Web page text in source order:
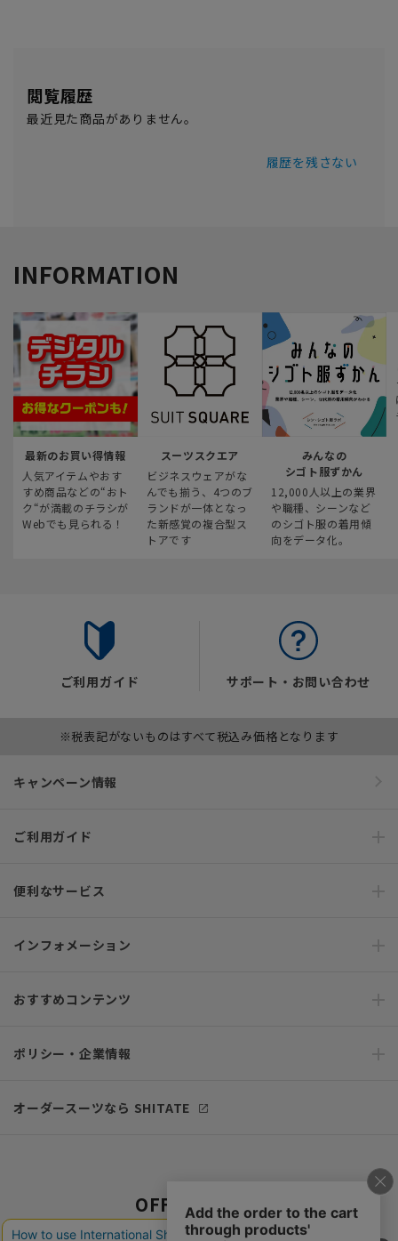
閲覧履歴
最近見た商品がありません。
履歴を残さない
INFORMATION
最新のお買い得情報
人気アイテムやおす
すめ商品などの“おト
ク“が満載のチラシが
Webでも見られる！
スーツスクエア
ビジネスウェアがな
んでも揃う、4つのブ
ランドが一体となっ
た新感覚の複合型ス
トアです
みんなの
シゴト服ずかん
12,000人以上の業界
や職種、シーンなど
のシゴト服の着用傾
向をデータ化。
ご利用ガイド サポート・お問い合わせ
※税表記がないものはすべて税込み価格となります
キャンペーン情報
ご利用ガイド
便利なサービス
インフォメーション
おすすめコンテンツ
ポリシー・企業情報
オーダースーツなら SHITATE
OFFICIAL SNS